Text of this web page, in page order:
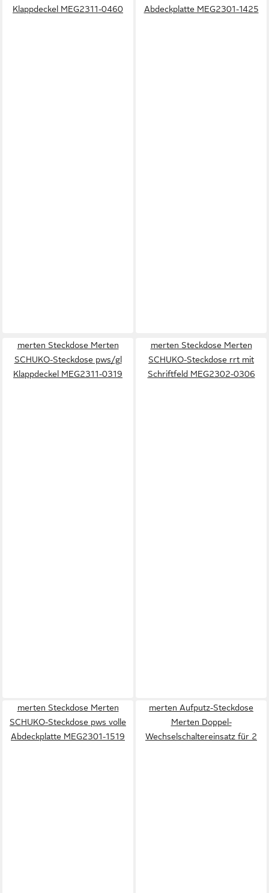
Klappdeckel MEG2311-0460
Abdeckplatte MEG2301-1425
merten Steckdose Merten
SCHUKO-Steckdose pws/gl
Klappdeckel MEG2311-0319
merten Steckdose Merten
SCHUKO-Steckdose rrt mit
Schriftfeld MEG2302-0306
merten Steckdose Merten
SCHUKO-Steckdose pws volle
Abdeckplatte MEG2301-1519
merten Aufputz-Steckdose
Merten Doppel-
Wechselschaltereinsatz für 2